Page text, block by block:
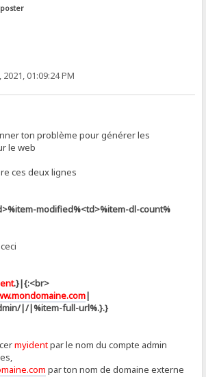
01:09:24 PM
ton problème pour générer les
le web
ces deux lignes
modified%<td>%item-dl-count%
.}|{:<br>
|
|/|%item-full-url%.}.}
myidentpar le nom du compte admin
par ton nom de domaine externe